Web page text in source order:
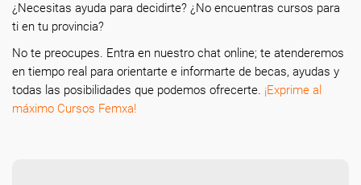
¿Necesitas ayuda para decidirte? ¿No encuentras cursos para
ti en tu provincia?
No te preocupes. Entra en nuestro chat online; te atenderemos
en tiempo real para orientarte e informarte de becas, ayudas y
todas las posibilidades que podemos ofrecerte. ¡Exprime al
máximo Cursos Femxa!